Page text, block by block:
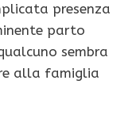
presenza
parto
sembra
alla famiglia